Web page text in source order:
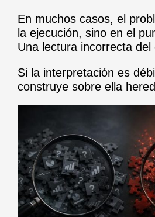
En muchos casos, el
la ejecución, sino en el
Una lectura incorrecta del
Si la interpretación es
construye sobre ella